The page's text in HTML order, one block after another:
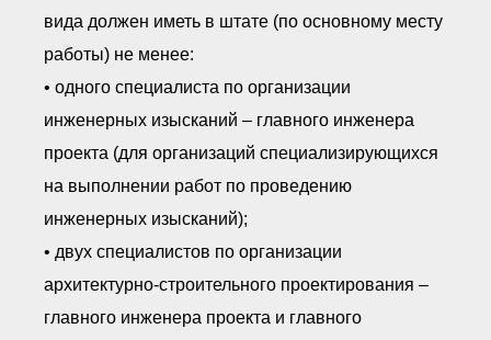
вида должен иметь в штате (по основному месту
работы) не менее:
• одного специалиста по организации
инженерных изысканий – главного инженера
проекта (для организаций специализирующихся
на выполнении работ по проведению
инженерных изысканий);
• двух специалистов по организации
архитектурно-строительного проектирования –
главного инженера проекта и главного